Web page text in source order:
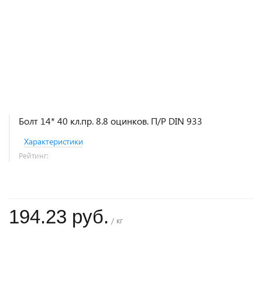
Болт 14* 40 кл.пр. 8.8 оцинков. П/Р DIN 933
Характеристики
Рейтинг:
194.23 руб. / кг